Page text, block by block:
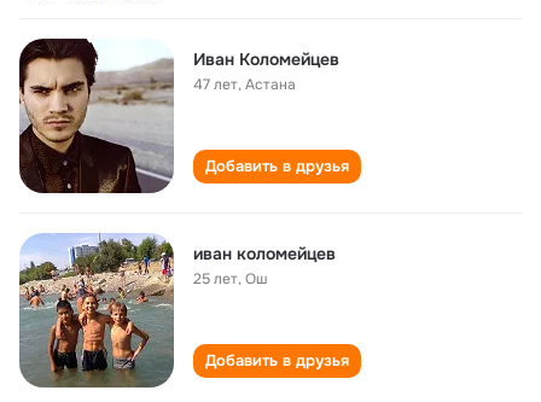
Иван Коломейцев
47 лет,Астана
Добавить в друзья
иван коломейцев
25 лет,Ош
Добавить в друзья